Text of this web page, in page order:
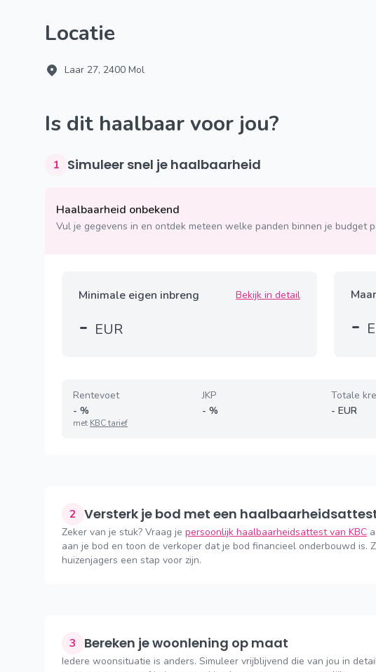
Locatie
Laar 27, 2400 Mol
Is dit haalbaar voor jou?
1 Simuleer snel je haalbaarheid
Haalbaarheid onbekend
Vul je gegevens in en ontdek meteen welke panden binnen je budget
Minimale eigen inbreng Bekijk in detail
- EUR -
Rentevoet
- %
met KBC tarief
JKP
- %
Totale
- EUR
2 Versterk je bod met een
Zeker van je stuk? Vraag je persoonlijk haalbaarheidsattest van KBC
aan je bod en toon de verkoper dat je bod financieel onderbouwd is.
huizenjagers een stap voor zijn.
3 Bereken je woonlening op maat
Iedere woonsituatie is anders. Simuleer vrijblijvend die van jou in